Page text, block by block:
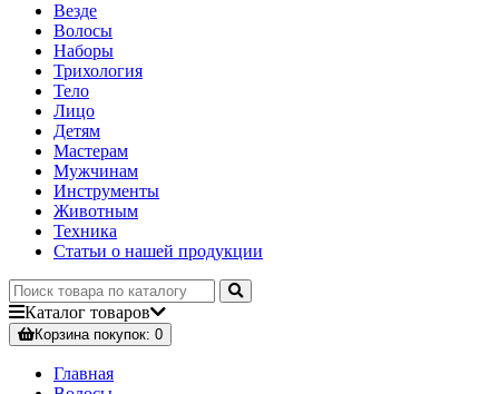
Везде
Волосы
Наборы
Трихология
Тело
Лицо
Детям
Мастерам
Мужчинам
Инструменты
Животным
Техника
Статьи о нашей продукции
Каталог товаров
Корзинапокупок: 0
Главная